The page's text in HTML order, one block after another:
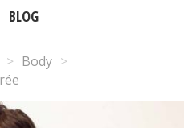
BLOG
> Body >